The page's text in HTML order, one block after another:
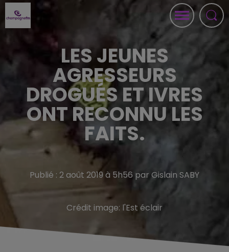
LES JEUNES
AGRESSEURS
DROGUÉS ET IVRES
ONT RECONNU LES
FAITS.
Publié : 2 août 2019 à 5h56 par Gislain SABY
Crédit image: l'Est éclair